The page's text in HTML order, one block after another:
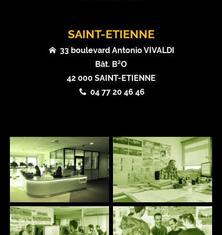
SAINT-ETIENNE
33 boulevard Antonio VIVALDI
Bât. B²O
42 000 SAINT-ETIENNE
04 77 20 46 46